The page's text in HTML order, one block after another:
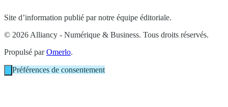
Site d’information publié par notre équipe éditoriale.
© 2026 Alliancy - Numérique & Business. Tous droits réservés.
Propulsé parOmerlo.
Préférences de consentement